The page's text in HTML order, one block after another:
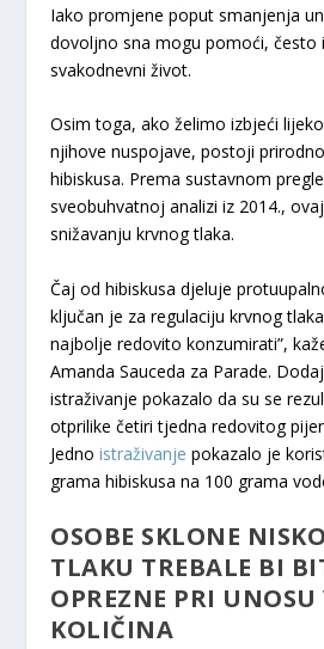
Iako promjene poput smanjenja
dovoljno sna mogu pomoći, često
svakodnevni život.
Osim toga, ako želimo izbjeći
njihove nuspojave, postoji
hibiskusa. Prema sustavnom
sveobuhvatnoj analizi iz 2014.,
snižavanju krvnog tlaka.
Čaj od hibiskusa djeluje
ključan je za regulaciju krvnog
najbolje redovito konzumirati”,
Amanda Sauceda za Parade.
istraživanje pokazalo da su se
otprilike četiri tjedna redovitog
Jednoistraživanje pokazalo je
grama hibiskusa na 100 grama
OSOBE SKLONE
TLAKU TREBALE BI
OPREZNE PRI UNOSU
KOLIČINA